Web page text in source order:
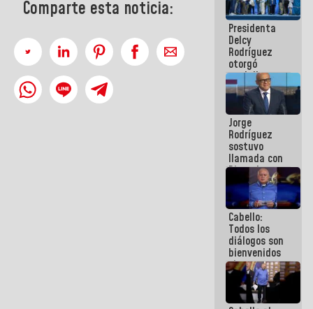
Comparte esta noticia: al plan de
ahorro
energético
Presidenta
Delcy
Rodríguez
otorgó
medalla
"Héroe de
Venezuela"
a servidores
públicos
Jorge
Rodríguez
sostuvo
llamada con
Dinorah
Figuera y
acuerdan
primer
encuentro
presencial
para el
diálogo
Cabello:
Todos los
diálogos son
bienvenidos
siempre que
estén en el
marco de la
Constitución